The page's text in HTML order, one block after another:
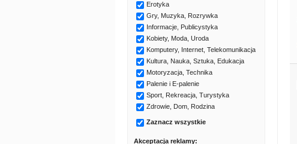
Erotyka
Gry, Muzyka, Rozrywka
Informacje, Publicystyka
Kobiety, Moda, Uroda
Komputery, Internet, Telekomunikacja
Kultura, Nauka, Sztuka, Edukacja
Motoryzacja, Technika
Palenie i E-palenie
Sport, Rekreacja, Turystyka
Zdrowie, Dom, Rodzina
Zaznacz wszystkie
Akceptacja reklamy: